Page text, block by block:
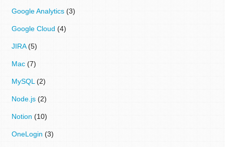
Google Analytics (3)
Google Cloud (4)
JIRA(5)
Mac (7)
MySQL (2)
Node.js (2)
Notion (10)
OneLogin (3)